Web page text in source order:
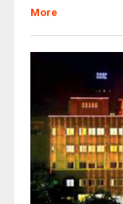
More